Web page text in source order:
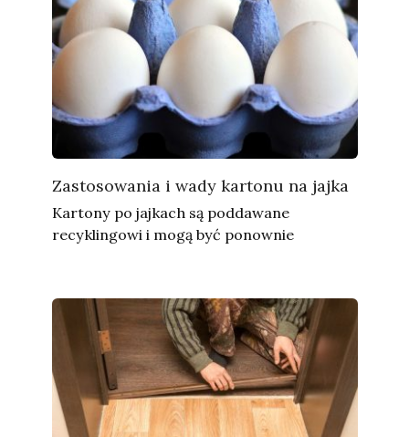
Zastosowania i wady kartonu na jajka
Kartony po jajkach są poddawane
recyklingowi i mogą być ponownie